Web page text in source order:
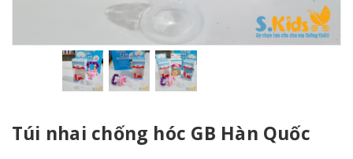
Túi nhai chống hóc GB Hàn Quốc